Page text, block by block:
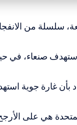
سلسلة من
استهدف صنعاء،